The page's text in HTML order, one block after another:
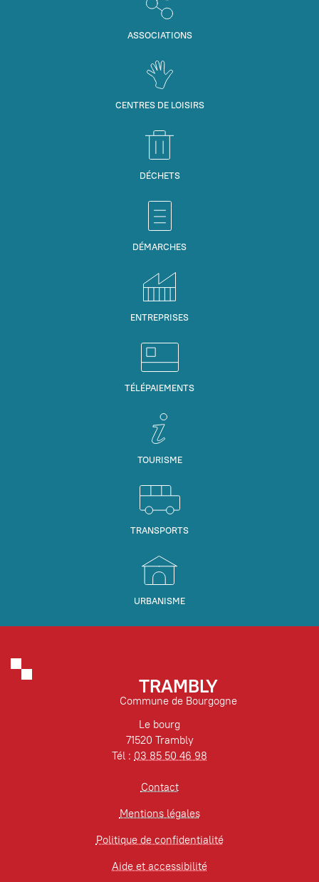
ASSOCIATIONS
CENTRES DE LOISIRS
DÉCHETS
DÉMARCHES
ENTREPRISES
TÉLÉPAIEMENTS
TOURISME
TRANSPORTS
URBANISME
TRAMBLY
Commune de Bourgogne
Le bourg
71520 Trambly
Tél : 03 85 50 46 98
Contact
Mentions légales
Politique de confidentialité
Aide et accessibilité